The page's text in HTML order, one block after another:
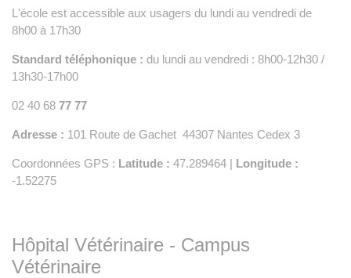
L'école est accessible aux usagers du lundi au vendredi de
8h00 à 17h30
Standard téléphonique : du lundi au vendredi : 8h00-12h30 /
13h30-17h00
02 40 68 77 77
Adresse : 101 Route de Gachet 44307 Nantes Cedex 3
Coordonnées GPS : Latitude : 47.289464 | Longitude :
-1.52275
Hôpital Vétérinaire - Campus
Vétérinaire